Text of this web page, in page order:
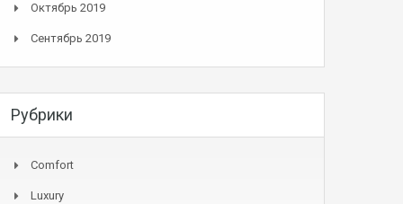
Октябрь 2019
Сентябрь 2019
Рубрики
Comfort
Luxury